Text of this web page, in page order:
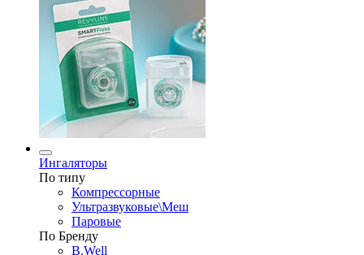
Ингаляторы
По типу
Компрессорные
Ультразвуковые\Меш
Паровые
По Бренду
B.Well